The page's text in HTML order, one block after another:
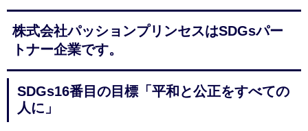
株式会社パッションプリンセスはSDGsパー
トナー企業です。
SDGs16番目の目標「平和と公正をすべての
人に」